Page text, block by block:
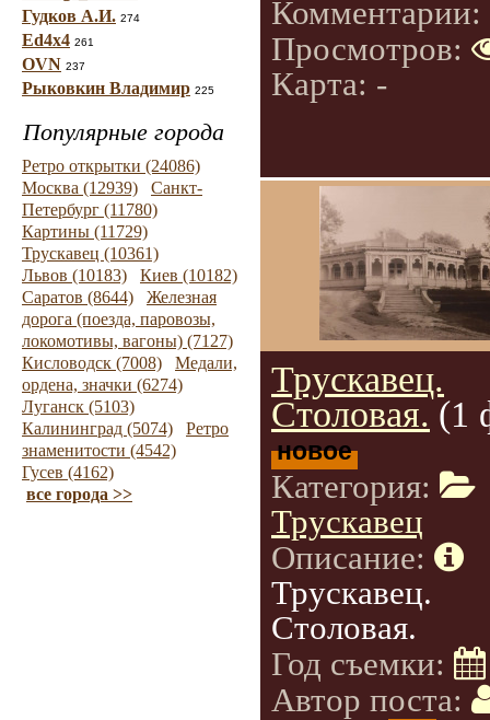
Гудков А.И. 274
Ed4x4 261
OVN 237
Рыковкин Владимир 225
Популярные города
Ретро открытки (24086)
Москва (12939)
Санкт-
Петербург (11780)
Картины (11729)
Трускавец (10361)
Львов (10183)
Киев (10182)
Саратов (8644)
Железная
дорога (поезда, паровозы,
локомотивы, вагоны) (7127)
Кисловодск (7008)
Медали,
ордена, значки (6274)
Луганск (5103)
Калининград (5074)
Ретро
знаменитости (4542)
Гусев (4162)
все города >>
Комментарии:
Просмотров:
Карта: -
Трускавец.
Столовая. (1
новое
Категория:
Трускавец
Описание:
Трускавец.
Столовая.
Год съемки:
Автор поста: